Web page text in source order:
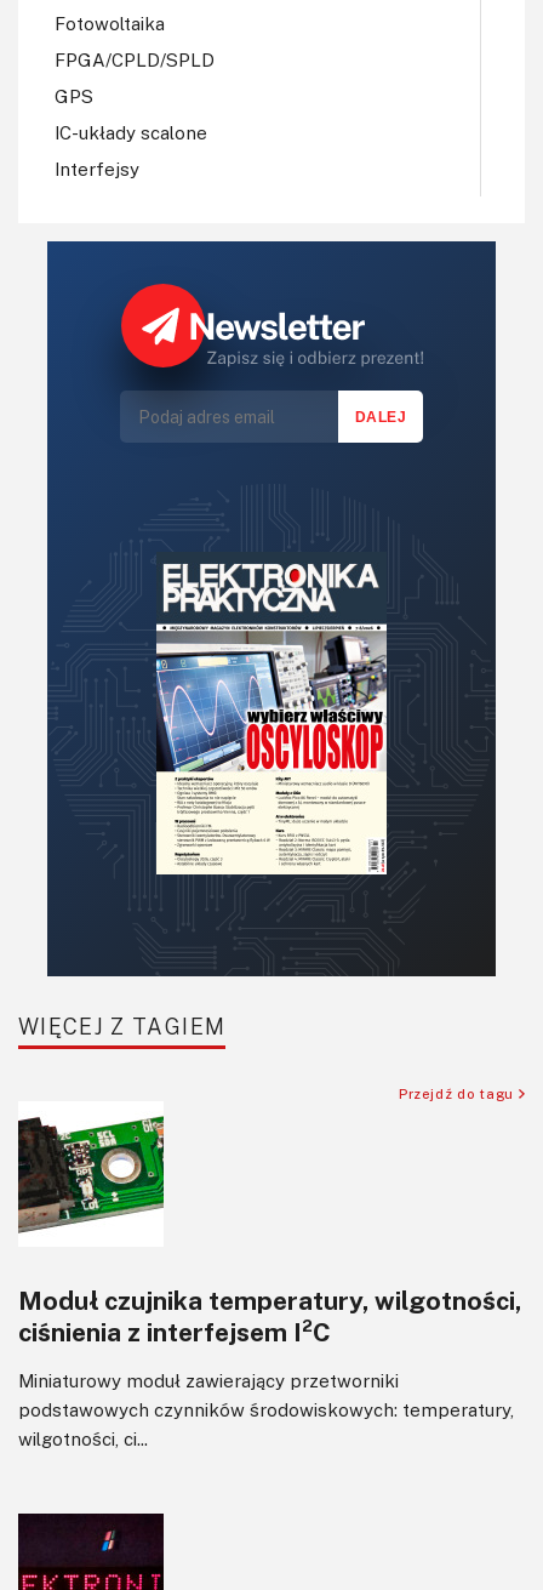
Fotowoltaika
FPGA/CPLD/SPLD
GPS
IC-układy scalone
Interfejsy
Koła Naukowe
LED/LCD/OLED
Mechatronika
Optoelektronika
PCB/Montaż
Podstawy elektroniki
Podzespoły bierne
Półprzewodniki
Pomiary i testy
Projektowanie
Sensory
Sterowanie
Transformatory
Tranzystory
Wzmacniacze
Zasilanie
WIĘCEJ Z TAGIEM
Przejdź do tagu
Moduł czujnika temperatury, wilgotności,
ciśnienia z interfejsem I²C
Miniaturowy moduł zawierający przetworniki
podstawowych czynników środowiskowych: temperatury,
wilgotności, ci...